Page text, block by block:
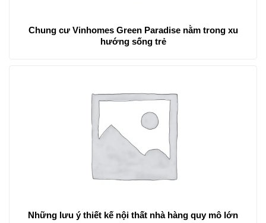
Chung cư Vinhomes Green Paradise nằm trong xu
hướng sống trẻ
Những lưu ý thiết kế nội thất nhà hàng quy mô lớn